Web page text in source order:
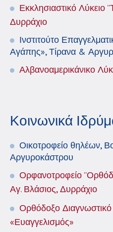
Εκκλησιαστικό Λύκειο
Δυρράχιο
Ινστιτούτο
Αγάπης», Τίρανα &
Αλβανοαμερικάνικο
Κοινωνικά
Οικοτροφείο θηλέων,
Αργυροκάστρου
Ορφανοτροφείο
Αγ. Βλάσιος, Δυρράχιο
Ορθόδοξο Διαγνωστικό
«Ευαγγελισμός»